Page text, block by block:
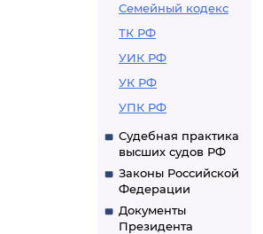
Семейный кодекс
ТК РФ
УИК РФ
УК РФ
УПК РФ
Судебная практика
высших судов РФ
Законы Российской
Федерации
Документы
Президента